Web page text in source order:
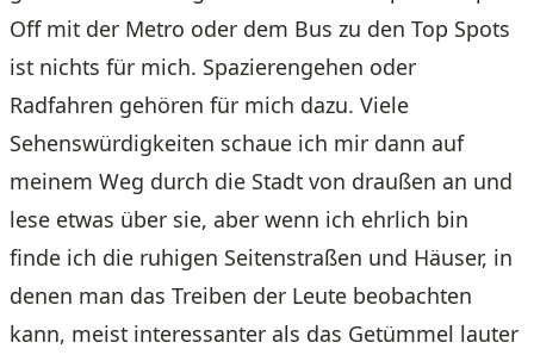
Off mit der Metro oder dem Bus zu den Top Spots
ist nichts für mich. Spazierengehen oder
Radfahren gehören für mich dazu. Viele
Sehenswürdigkeiten schaue ich mir dann auf
meinem Weg durch die Stadt von draußen an und
lese etwas über sie, aber wenn ich ehrlich bin
finde ich die ruhigen Seitenstraßen und Häuser, in
denen man das Treiben der Leute beobachten
kann, meist interessanter als das Getümmel lauter